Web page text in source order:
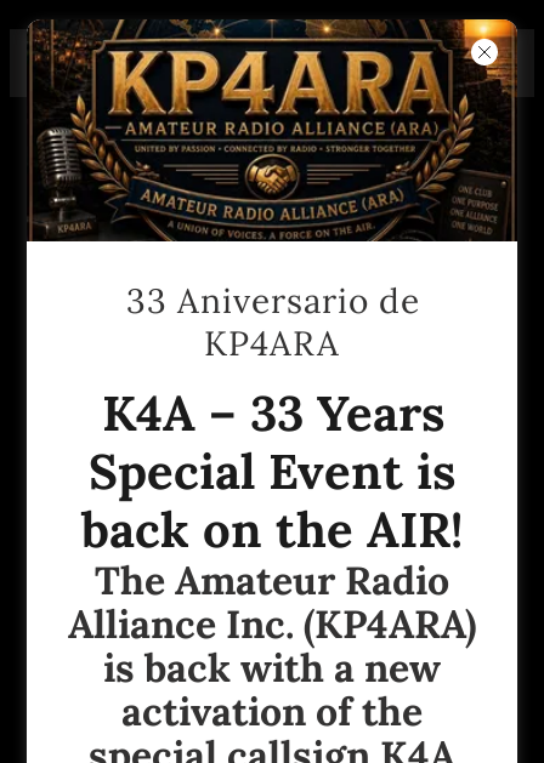
BIENVENIDOS A AMATEUR
RADIO ALLIANCE INC.
Junta de Directores 2026
JUNTA DE DIRECTORES 2026
Presidente: Andrés - KP4ABO
33 Aniversario de
KP4ARA
K4A – 33 Years
Special Event is
back on the AIR!
The Amateur Radio
Alliance Inc. (KP4ARA)
is back with a new
activation of the